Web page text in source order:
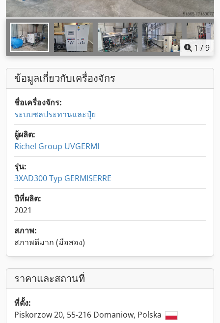
1 /9
ข้อมูลเกี่ยวกับเครื่องจักร
ชื่อเครื่องจักร:
ระบบชลประทานและปุ๋ย
ผู้ผลิต:
Richel Group UVGERMI
รุ่น:
3XAD300 Typ GERMISERRE
ปีที่ผลิต:
2021
สภาพ:
สภาพดีมาก (มือสอง)
ราคาและสถานที่
ที่ตั้ง:
Piskorzow 20, 55-216 Domaniow, Polska